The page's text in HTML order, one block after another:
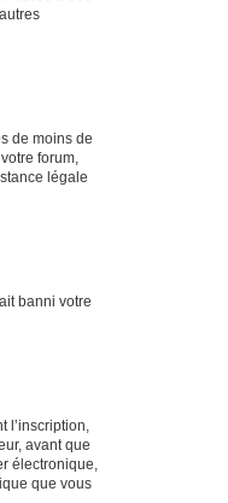
de moins de
forum,
légale
banni votre
avant que
électronique,
que vous